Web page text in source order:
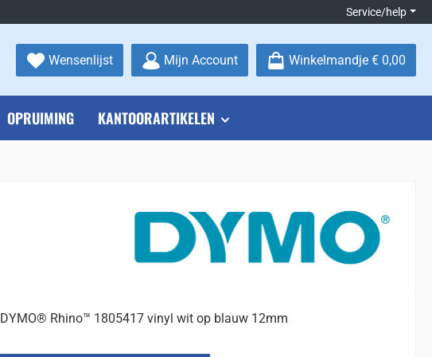
Service/help
WensenlijstJe hebt 0 items op je verlanglijstje
Mijn Account Winkelmandje € 0,00
OPRUIMING KANTOORARTIKELEN
DYMO® Rhino™ 1805417 vinyl wit op blauw 12mm